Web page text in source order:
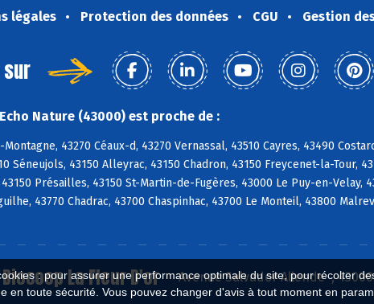
: pour assurer une performance optimale du site, pour récolter
en toute sécurité. Vous pouvez changer d'avis à tout moment en
légales Protection des données CGU Gestion
sur
Nature (43000) est proche de :
43270 Céaux-d, 43270 Vernassal, 43510 Cayres, 43490
Séneujols, 43150 Alleyrac, 43150 Chadron, 43150 Freycenet-la-Tour,
Présailles, 43150 St-Martin-de-Fugères, 43000 Le Puy-en-Velay,
43770 Chadrac, 43700 Chaspinhac, 43700 Le Monteil, 43800
Biocoop La Fleur D'or Avenue Salvador Allende ,